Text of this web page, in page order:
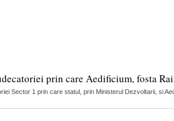
prin care Aedificium, fosta
Sector 1 prin care statul, prin Ministerul Dezvoltarii, si